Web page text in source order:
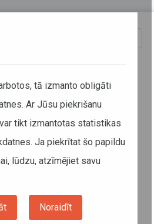
apkalpotajā maršrutā
var kavēties reisu izpilde 146
izmaiņas SIA Daugavpils
tā izmanto obligāti
Ar Jūsu piekrišanu
tikt izmantotas statistikas
Ja piekrītat šo papildu
lūdzu, atzīmējiet savu
Noraidīt